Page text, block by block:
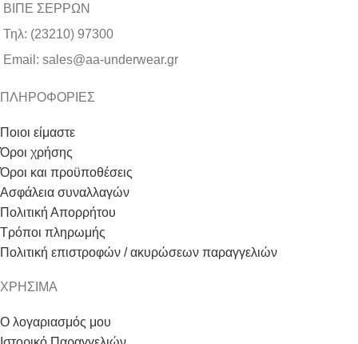
ΒΙΠΕ ΣΕΡΡΩΝ
Τηλ: (23210) 97300
Email: sales@aa-underwear.gr
ΠΛΗΡΟΦΟΡΙΕΣ
Ποιοι είμαστε
Όροι χρήσης
Όροι και προϋποθέσεις
Ασφάλεια συναλλαγών
Πολιτική Απορρήτου
Τρόποι πληρωμής
Πολιτική επιστροφών / ακυρώσεων παραγγελιών
ΧΡΗΣΙΜΑ
Ο λογαριασμός μου